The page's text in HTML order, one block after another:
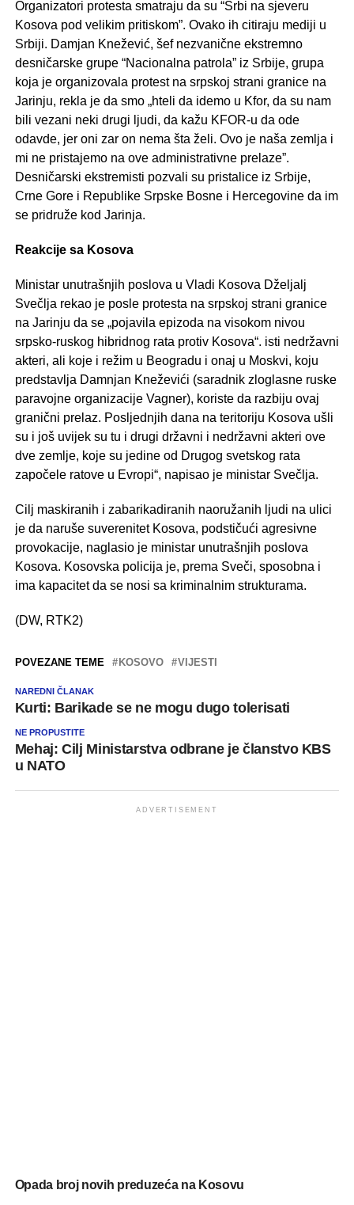
Organizatori protesta smatraju da su “Srbi na sjeveru
Kosova pod velikim pritiskom”. Ovako ih citiraju mediji u
Srbiji. Damjan Knežević, šef nezvanične ekstremno
desničarske grupe “Nacionalna patrola” iz Srbije, grupa
koja je organizovala protest na srpskoj strani granice na
Jarinju, rekla je da smo „hteli da idemo u Kfor, da su nam
bili vezani neki drugi ljudi, da kažu KFOR-u da ode
odavde, jer oni zar on nema šta želi. Ovo je naša zemlja i
mi ne pristajemo na ove administrativne prelaze”.
Desničarski ekstremisti pozvali su pristalice iz Srbije,
Crne Gore i Republike Srpske Bosne i Hercegovine da im
se pridruže kod Jarinja.
Reakcije sa Kosova
Ministar unutrašnjih poslova u Vladi Kosova Dželjalj
Svečlja rekao je posle protesta na srpskoj strani granice
na Jarinju da se „pojavila epizoda na visokom nivou
srpsko-ruskog hibridnog rata protiv Kosova“. isti nedržavni
akteri, ali koje i režim u Beogradu i onaj u Moskvi, koju
predstavlja Damnjan Kneževići (saradnik zloglasne ruske
paravojne organizacije Vagner), koriste da razbiju ovaj
granični prelaz. Posljednjih dana na teritoriju Kosova ušli
su i još uvijek su tu i drugi državni i nedržavni akteri ove
dve zemlje, koje su jedine od Drugog svetskog rata
započele ratove u Evropi“, napisao je ministar Svečlja.
Cilj maskiranih i zabarikadiranih naoružanih ljudi na ulici
je da naruše suverenitet Kosova, podstičući agresivne
provokacije, naglasio je ministar unutrašnjih poslova
Kosova. Kosovska policija je, prema Sveči, sposobna i
ima kapacitet da se nosi sa kriminalnim strukturama.
(DW, RTK2)
POVEZANE TEME KOSOVO VIJESTI
NAREDNI ČLANAK
Kurti: Barikade se ne mogu dugo tolerisati
NE PROPUSTITE
Mehaj: Cilj Ministarstva odbrane je članstvo KBS
u NATO
ADVERTISEMENT
Opada broj novih preduzeća na Kosovu